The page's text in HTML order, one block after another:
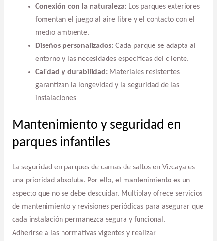
Conexión con la naturaleza:Los parques exteriores
fomentan el juego al aire libre y el contacto con el
medio ambiente.
Diseños personalizados:Cada parque se adapta al
entorno y las necesidades específicas del cliente.
Calidad y durabilidad:Materiales resistentes
garantizan la longevidad y la seguridad de las
instalaciones.
Mantenimiento y seguridad en
parques infantiles
La seguridad en parques de camas de saltos en Vizcaya es
una prioridad absoluta. Por ello, el mantenimiento es un
aspecto que no se debe descuidar. Multiplay ofrece servicios
de mantenimiento y revisiones periódicas para asegurar que
cada instalación permanezca segura y funcional.
Adherirse a las normativas vigentes y realizar